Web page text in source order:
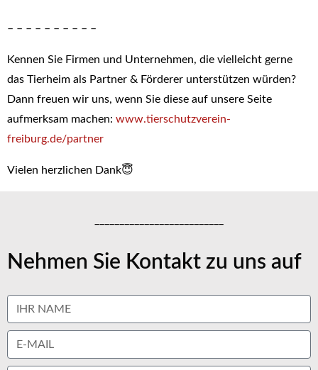
– – – – – – – – – –
Kennen Sie Firmen und Unternehmen, die vielleicht gerne
das Tierheim als Partner & Förderer unterstützen würden?
Dann freuen wir uns, wenn Sie diese auf unsere Seite
aufmerksam machen: www.tierschutzverein-
freiburg.de/partner
Vielen herzlichen Dank😇
Nehmen Sie Kontakt zu uns auf